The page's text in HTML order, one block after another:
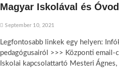
Magyar Iskolával és
September 10, 2021
Legfontosabb linkek egy helyen:
pedagógusairól >>> Központi email-
Iskolai kapcsolattartó Mesteri